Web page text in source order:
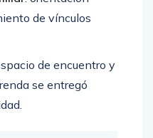
de vínculos
de encuentro y
se entregó